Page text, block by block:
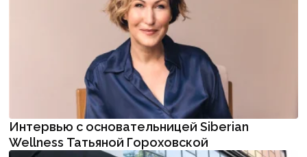
Интервью с основательницей Siberian
Wellness Татьяной Гороховской